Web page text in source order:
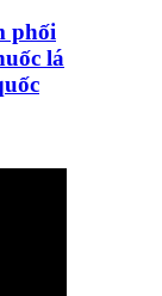
phối
lá